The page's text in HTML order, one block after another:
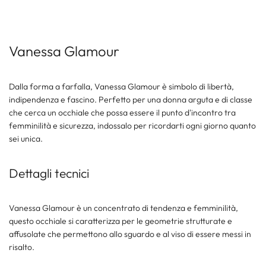
Vanessa Glamour
Dalla forma a farfalla, Vanessa Glamour è simbolo di libertà,
indipendenza e fascino. Perfetto per una donna arguta e di classe
che cerca un occhiale che possa essere il punto d'incontro tra
femminilità e sicurezza, indossalo per ricordarti ogni giorno quanto
sei unica.
Dettagli tecnici
Vanessa Glamour è un concentrato di tendenza e femminilità,
questo occhiale si caratterizza per le geometrie strutturate e
affusolate che permettono allo sguardo e al viso di essere messi in
risalto.